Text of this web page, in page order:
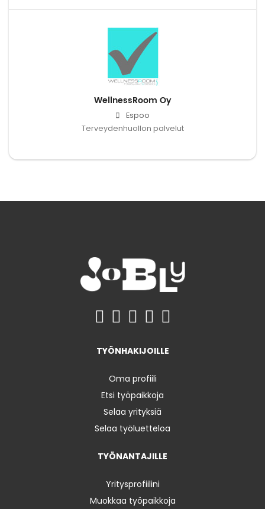
WellnessRoom Oy
Espoo
Terveydenhuollon palvelut
TYÖNHAKIJOILLE
Oma profiili
Etsi työpaikkoja
Selaa yrityksiä
Selaa työluetteloa
TYÖNANTAJILLE
Yritysprofiilini
Muokkaa työpaikkoja